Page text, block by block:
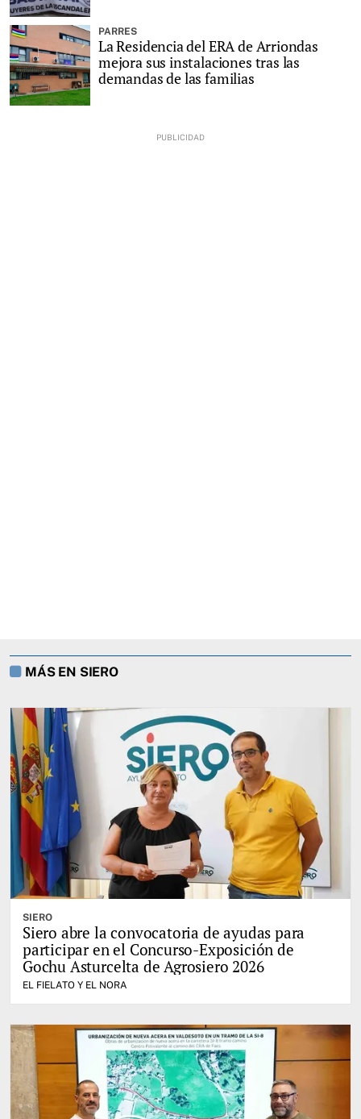
PARRES
La Residencia del ERA de Arriondas
mejora sus instalaciones tras las
demandas de las familias
MÁS EN SIERO
SIERO
Siero abre la convocatoria de ayudas para
participar en el Concurso-Exposición de
Gochu Asturcelta de Agrosiero 2026
EL FIELATO Y EL NORA